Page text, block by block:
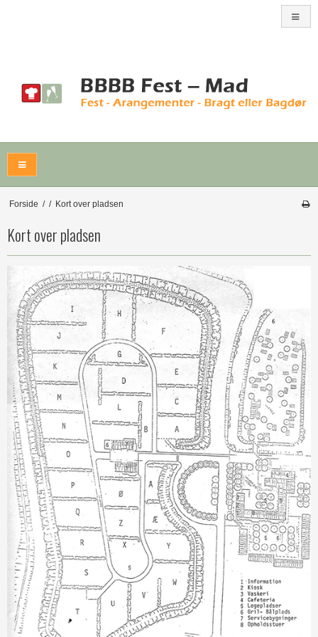
Forside / / Kort over pladsen
Kort over pladsen